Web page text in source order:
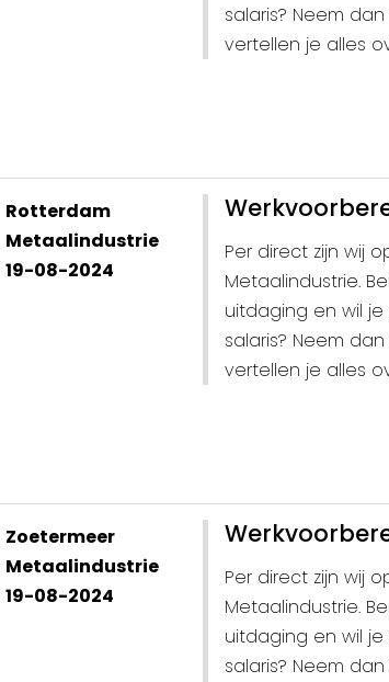
salaris? Neem
vertellen je alles
Rotterdam
Metaalindustrie
19-08-2024
Per direct zijn wij
Metaalindustrie.
uitdaging en wil
salaris? Neem
vertellen je alles
Zoetermeer
Metaalindustrie
19-08-2024
Per direct zijn wij
Metaalindustrie.
uitdaging en wil
salaris? Neem